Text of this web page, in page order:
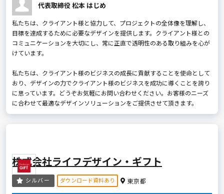
代表取締役 松本 はじめ
私たちは、クライアント様と協力して、プロジェクトの全体像を理解し、
目標を達成するために必要なデザインを提供します。クライアント様との
コミュニケーションを大切にし、常に正直で透明性のある取り組みを心が
けています。
私たちは、クライアント様のビジネスの成長に貢献することを使命として
おり、デザインの力でクライアント様のビジネスを成功に導くことを誇り
に思っています。どうぞお気軽にお問い合わせください。お客様のニーズ
に合わせて最適なデザインソリューションをご提供させて頂きます。
株式会社ライフデザイン・ギフト
シルバー ダウンロード資料あり 東京都